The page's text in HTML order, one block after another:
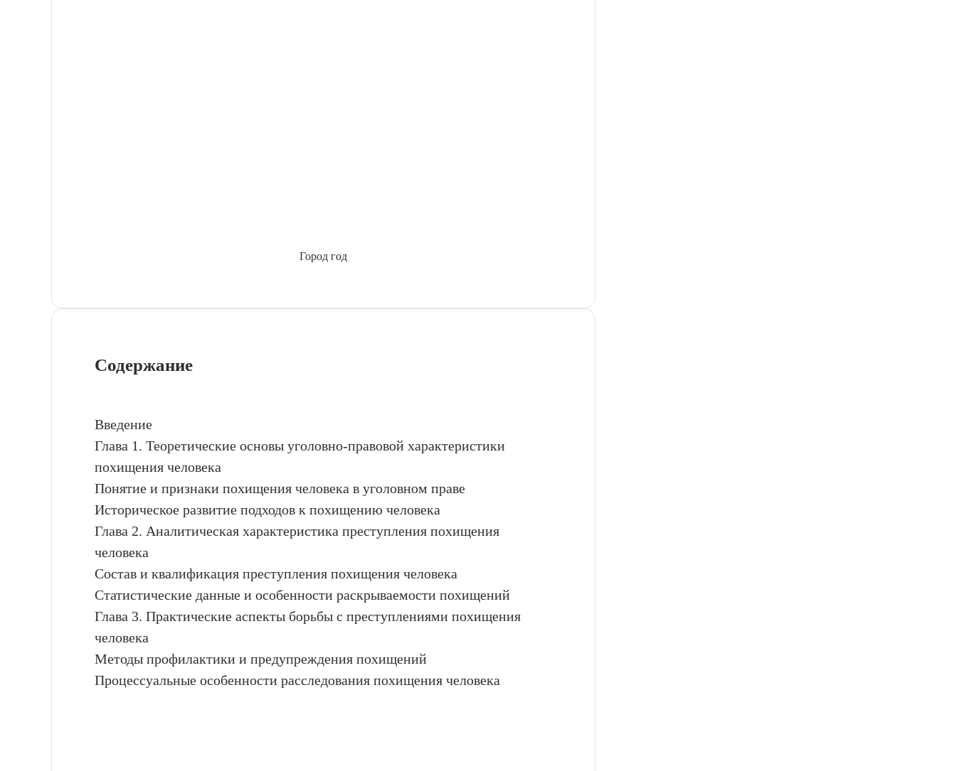
Город год
Содержание
Введение
Глава 1. Теоретические основы уголовно-правовой характеристики
похищения человека
Понятие и признаки похищения человека в уголовном праве
Историческое развитие подходов к похищению человека
Глава 2. Аналитическая характеристика преступления похищения
человека
Состав и квалификация преступления похищения человека
Статистические данные и особенности раскрываемости похищений
Глава 3. Практические аспекты борьбы с преступлениями похищения
человека
Методы профилактики и предупреждения похищений
Процессуальные особенности расследования похищения человека